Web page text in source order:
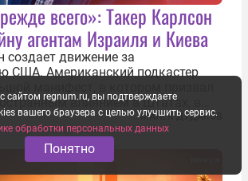
всего»: Такер Карлсон
агентам Израиля и Киева
создает движение за
США. Американский подкастер
влиянием в Штатах, в
имея в виду Израиль. А также
войны, выплатить
остановить прием мигрантов...
МАЛЕК ДУДАКОВ
сайтом regnum.ru, вы подтверждаете
вашего браузера с целью улучшить сервис.
обработки персональных данных
Понятно